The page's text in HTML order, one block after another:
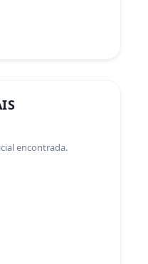
encontrada.